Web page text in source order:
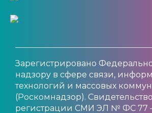
Зарегистрировано
надзору в сфере связи,
технологий и массовых
(Роскомнадзор).
регистрации СМИ ЭЛ № ФС 77 –